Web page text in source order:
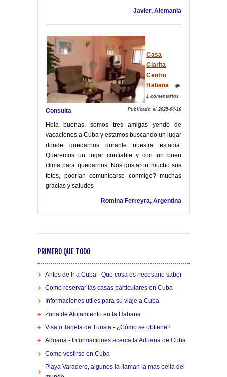
Javier, Alemania
Casa
Clarita
Centro
Habana
1 comentarios
Publicado el 2025-04-16
Consulta
Hola buenas, somos tres amigas yendo de
vacaciones a Cuba y estamos buscando un lugar
donde quedarnos durante nuestra estadía.
Queremos un lugar confiable y con un buen
clima para quedarnos. Nos gustaron mucho sus
fotos, podrían comunicarse conmigo? muchas
gracias y saludos
Romina Ferreyra, Argentina
PRIMERO QUE TODO
Antes de Ir a Cuba - Que cosa es necesario saber
Como reservar las casas particulares en Cuba
Informaciones utiles para su viaje a Cuba
Zona de Alojamiento en la Habana
Visa o Tarjeta de Turista - ¿Cómo se obtiene?
Aduana - Informaciones acerca la Aduana de Cuba
Como vestirse en Cuba
Playa Varadero, algunos la llaman la mas bella del